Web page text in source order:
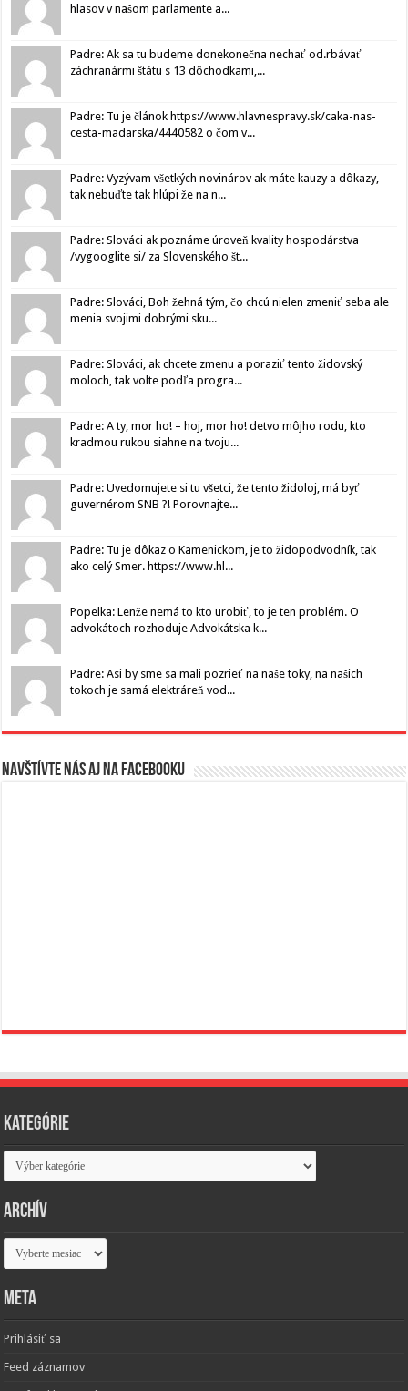
hlasov v našom parlamente a...
Padre: Ak sa tu budeme donekonečna nechať od.rbávať
záchranármi štátu s 13 dôchodkami,...
Padre: Tu je článok https://www.hlavnespravy.sk/caka-nas-
cesta-madarska/4440582 o čom v...
Padre: Vyzývam všetkých novinárov ak máte kauzy a dôkazy,
tak nebuďte tak hlúpi že na n...
Padre: Slováci ak poznáme úroveň kvality hospodárstva
/vygooglite si/ za Slovenského št...
Padre: Slováci, Boh žehná tým, čo chcú nielen zmeniť seba ale
menia svojimi dobrými sku...
Padre: Slováci, ak chcete zmenu a poraziť tento židovský
moloch, tak volte podľa progra...
Padre: A ty, mor ho! – hoj, mor ho! detvo môjho rodu, kto
kradmou rukou siahne na tvoju...
Padre: Uvedomujete si tu všetci, že tento židoloj, má byť
guvernérom SNB ?! Porovnajte...
Padre: Tu je dôkaz o Kamenickom, je to židopodvodník, tak
ako celý Smer. https://www.hl...
Popelka: Lenže nemá to kto urobiť, to je ten problém. O
advokátoch rozhoduje Advokátska k...
Padre: Asi by sme sa mali pozrieť na naše toky, na našich
tokoch je samá elektráreň vod...
Navštívte nás aj na Facebooku
Kategórie
Kategórie
Archív
Archív
Meta
Prihlásiť sa
Feed záznamov